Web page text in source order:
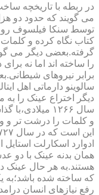
در ربطه با تاریخچه
می گویند که حدود دو
توسط سنکا فیلسوف
کتاب نگاه کرده و
گرفته.بعضی دیگر می
را ساخته اند اما نه
برابر نیروهای
دیگر اختراع عینک را به
سال ۱۲۶۶
و کلمات را درشت تر
ادوارد اسکارلت
همان بدنه عینک با
هستند.به هر حال عینک
که ساخته شده باشد؛به
رفع نیازهای انسان